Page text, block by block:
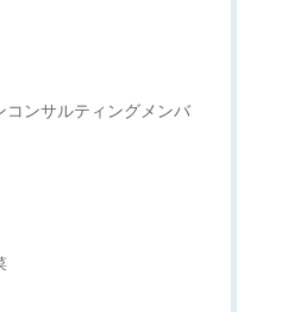
コンサルティングメンバ